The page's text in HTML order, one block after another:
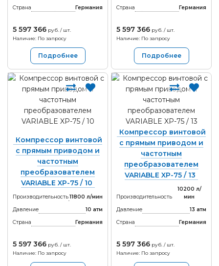
Страна
Германия
5 597 366 руб. / шт.
Наличие: По запросу
Подробнее
Страна
Германия
5 597 366 руб. / шт.
Наличие: По запросу
Подробнее
Компрессор винтовой
с прямым приводом и
частотным
преобразователем
VARIABLE XP-75 / 10
Производительность11800 л/мин
Давление
10 атм
Страна
Германия
5 597 366 руб. / шт.
Наличие: По запросу
Компрессор винтовой
с прямым приводом и
частотным
преобразователем
VARIABLE XP-75 / 13
Производительность
10200 л/
мин
Давление
13 атм
Страна
Германия
5 597 366 руб. / шт.
Наличие: По запросу